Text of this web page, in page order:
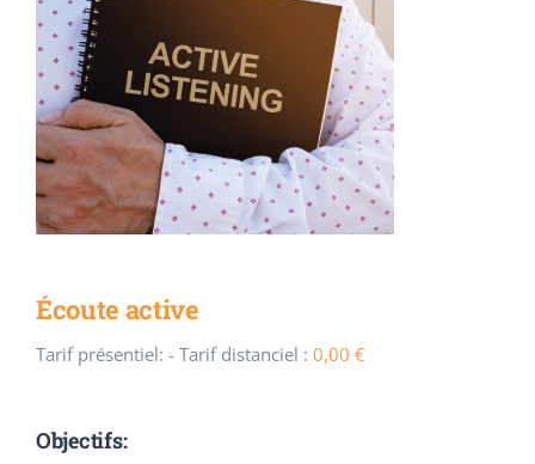
Écoute active
Tarif présentiel: - Tarif distanciel : 0,00 €
Objectifs: